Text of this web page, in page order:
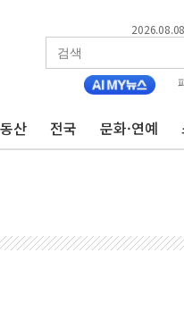
산 전국 문화·연예
확대'